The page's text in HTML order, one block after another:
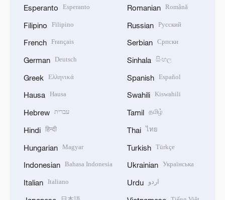
Esperanto Esperanto
Filipino Filipino
French Français
German Deutsch
Greek Ελληνικά
Hausa Hausa
Hebrew עברית
Hindi हिन्दी
Hungarian Magyar
Indonesian Bahasa Indonesia
Italian Italiano
Romanian Română
Russian Русский
Serbian Српски
Sinhala සිංහල
Spanish Español
Swahili Kiswahili
Tamil தமிழ்
Thai ไทย
Turkish Türkçe
Ukrainian Українська
Urdu اردو